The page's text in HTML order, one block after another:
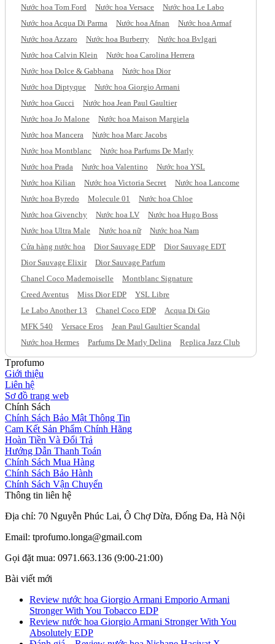
Nước hoa Tom Ford
Nước hoa Versace
Nước hoa Le Labo
Nước hoa Acqua Di Parma
Nước hoa Afnan
Nước hoa Armaf
Nước hoa Azzaro
Nước hoa Burberry
Nước hoa Bvlgari
Nước hoa Calvin Klein
Nước hoa Carolina Herrera
Nước hoa Dolce & Gabbana
Nước hoa Dior
Nước hoa Diptyque
Nước hoa Giorgio Armani
Nước hoa Gucci
Nước hoa Jean Paul Gaultier
Nước hoa Jo Malone
Nước hoa Maison Margiela
Nước hoa Mancera
Nước hoa Marc Jacobs
Nước hoa Montblanc
Nước hoa Parfums De Marly
Nước hoa Prada
Nước hoa Valentino
Nước hoa YSL
Nước hoa Kilian
Nước hoa Victoria Secret
Nước hoa Lancome
Nước hoa Byredo
Molecule 01
Nước hoa Chloe
Nước hoa Givenchy
Nước hoa LV
Nước hoa Hugo Boss
Nước hoa Ultra Male
Nước hoa nữ
Nước hoa Nam
Cửa hàng nước hoa
Dior Sauvage EDP
Dior Sauvage EDT
Dior Sauvage Elixir
Dior Sauvage Parfum
Chanel Coco Mademoiselle
Montblanc Signature
Creed Aventus
Miss Dior EDP
YSL Libre
Le Labo Another 13
Chanel Coco EDP
Acqua Di Gio
MFK 540
Versace Eros
Jean Paul Gaultier Scandal
Nước hoa Hermes
Parfums De Marly Delina Replica Jazz Club
Tprofumo
Giới thiệu
Liên hệ
Sơ đồ trang web
Chính Sách
Chính Sách Bảo Mật Thông Tin
Cam Kết Sản Phẩm Chính Hãng
Hoàn Tiền Và Đổi Trả
Hướng Dẫn Thanh Toán
Chính Sách Mua Hàng
Chính Sách Bảo Hành
Chính Sách Vận Chuyển
Thông tin liên hệ
Địa chỉ: 70 Nguyễn Phúc Lai, Ô Chợ Dừa, Đống Đa, Hà Nội
Email: tprofumo.longa@gmail.com
Gọi đặt mua: 0971.663.136 (9:00-21:00)
Bài viết mới
Review nước hoa Giorgio Armani Emporio Armani
Stronger With You Tobacco EDP
Review nước hoa Giorgio Armani Stronger With You
Absolutely EDP